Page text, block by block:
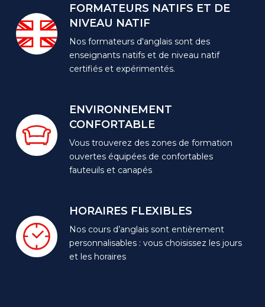
FORMATEURS NATIFS ET DE
NIVEAU NATIF
Nos formateurs d'anglais sont des
enseignants natifs et de niveau natif
certifiés et expérimentés.
ENVIRONNEMENT
CONFORTABLE
Vous trouverez des zones de formation
ouvertes équipées de confortables
fauteuils et canapés
HORAIRES FLEXIBLES
Nos cours d’anglais sont entièrement
personnalisables : vous choisissez les jours
et les horaires